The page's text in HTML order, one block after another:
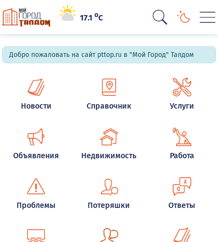
17.1oC
Добро пожаловать на сайт pttop.ru в "Мой Город" Талдом
Новости Справочник Услуги
Объявления Недвижимость Работа
Проблемы Потеряшки Ответы